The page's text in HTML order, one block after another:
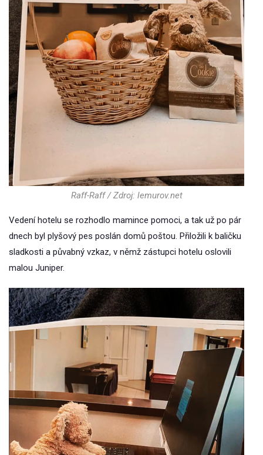
Raff-Raff / Zdroj: lemurov.net
Vedení hotelu se rozhodlo mamince pomoci, a tak už po pár
dnech byl plyšový pes poslán domů poštou. Přiložili k baličku
sladkosti a půvabný vzkaz, v němž zástupci hotelu oslovili
malou Juniper.